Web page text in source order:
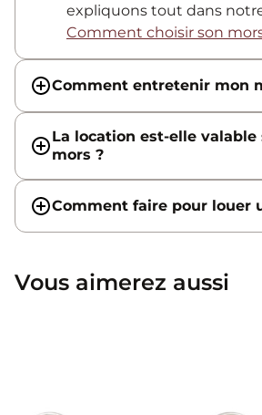
expliquons tout dans
Comment choisir son
Comment entretenir mon
La location est-elle valable
mors ?
Comment faire pour louer
Vous aimerez aussi